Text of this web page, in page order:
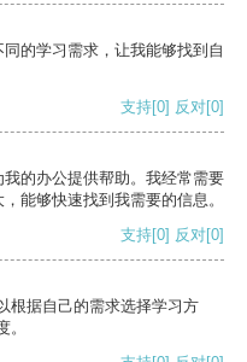
的学习需求，让我能够找到自
支持[0] 反对[0]
的办公提供帮助。我经常需要
能够快速找到我需要的信息。
支持[0] 反对[0]
根据自己的需求选择学习方